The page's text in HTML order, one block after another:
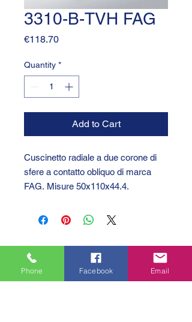
3310-B-TVH FAG
€118.70Price
Quantity *
Add to Cart
Cuscinetto radiale a due corone di
sfere a contatto obliquo di marca
FAG. Misure 50x110x44.4.
Phone Facebook Email